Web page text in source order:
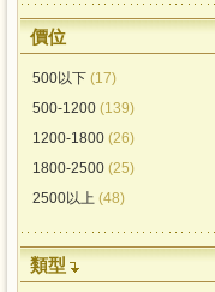
價位
500以下 (17)
500-1200 (139)
1200-1800 (26)
1800-2500 (25)
2500以上 (48)
類型